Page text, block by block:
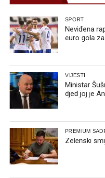
SPORT
Neviđena
euro gola
VIJESTI
Ministar
djed joj je
PREMIUM
Zelenski